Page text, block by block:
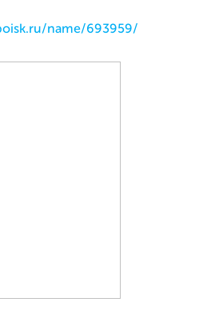
name/693959/